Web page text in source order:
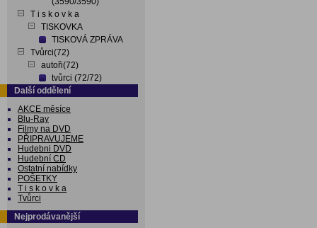
T i s k o v k a
TISKOVKA
TISKOVÁ ZPRÁVA
Tvůrci(72)
autoři(72)
tvůrci (72/72)
Další oddělení
AKCE měsíce
Blu-Ray
Filmy na DVD
PŘIPRAVUJEME
Hudebni DVD
Hudební CD
Ostatní nabídky
POŠETKY
T i s k o v k a
Tvůrci
Nejprodávanější